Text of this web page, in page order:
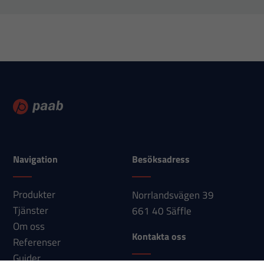
Navigation
Produkter
Tjänster
Om oss
Referenser
Guider
Besöksadress
Norrlandsvägen 39
661 40 Säffle
Kontakta oss
baserat på
hemsidan
används.